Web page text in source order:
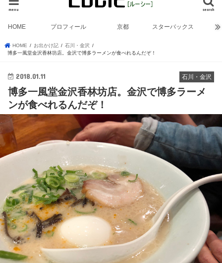
search
menu
HOME プロフィール 京都 スターバックス
HOME お出かけ記
石川・金沢
博多一風堂金沢香林坊店。金沢で博多ラーメンが食べれるんだぞ！
石川・金沢
2018.01.11
博多一風堂金沢香林坊店。金沢で博多ラーメ
ンが食べれるんだぞ！